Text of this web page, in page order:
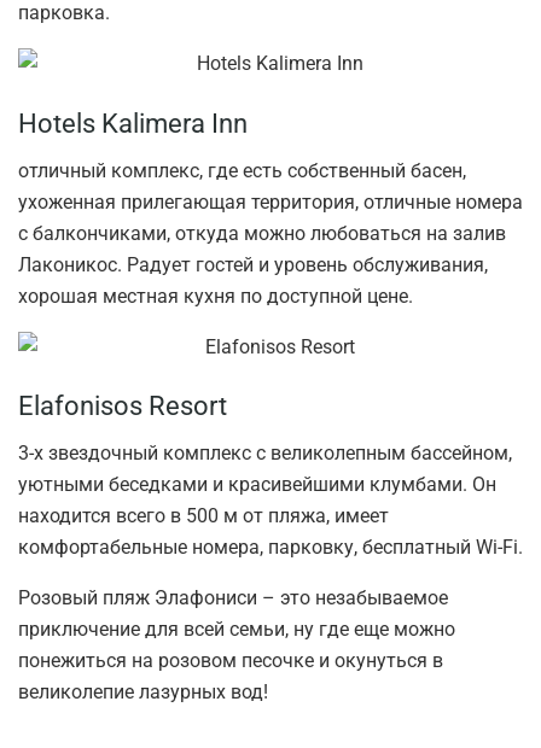
парковка.
Hotels Kalimera Inn
отличный комплекс, где есть собственный басен,
ухоженная прилегающая территория, отличные номера
с балкончиками, откуда можно любоваться на залив
Лаконикос. Радует гостей и уровень обслуживания,
хорошая местная кухня по доступной цене.
Elafonisos Resort
3-х звездочный комплекс с великолепным бассейном,
уютными беседками и красивейшими клумбами. Он
находится всего в 500 м от пляжа, имеет
комфортабельные номера, парковку, бесплатный Wi-Fi.
Розовый пляж Элафониси – это незабываемое
приключение для всей семьи, ну где еще можно
понежиться на розовом песочке и окунуться в
великолепие лазурных вод!